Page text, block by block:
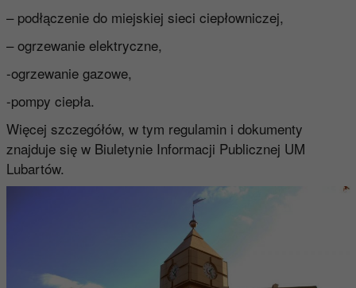
– podłączenie do miejskiej sieci ciepłowniczej,
– ogrzewanie elektryczne,
-ogrzewanie gazowe,
-pompy ciepła.
Więcej szczegółów, w tym regulamin i dokumenty
znajduje się w Biuletynie Informacji Publicznej UM
Lubartów.